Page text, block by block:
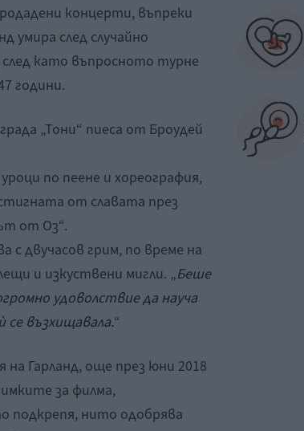
концерти, въпреки
умира след случайно
като въпросното турне
години.
„Тони“ пиеса от Броудей
по пеене и хореография,
от славата през
от Оз“.
с двучасов грим, по време на
и изкуствени мигли. „Беше
удоволствие да науча
се възхищавала.“
Гарланд, още през юни 2018
за филма,
подкрепя, нито одобрява